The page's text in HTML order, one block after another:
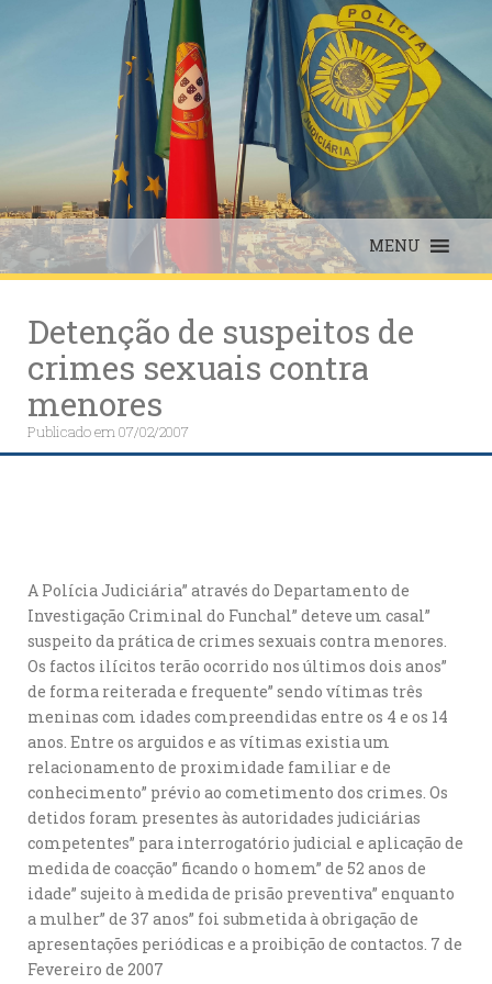
MENU
Detenção de suspeitos de
crimes sexuais contra
menores
Publicado em07/02/2007
A Polícia Judiciária” através do Departamento de
Investigação Criminal do Funchal” deteve um casal”
suspeito da prática de crimes sexuais contra menores.
Os factos ilícitos terão ocorrido nos últimos dois anos”
de forma reiterada e frequente” sendo vítimas três
meninas com idades compreendidas entre os 4 e os 14
anos. Entre os arguidos e as vítimas existia um
relacionamento de proximidade familiar e de
conhecimento” prévio ao cometimento dos crimes. Os
detidos foram presentes às autoridades judiciárias
competentes” para interrogatório judicial e aplicação de
medida de coacção” ficando o homem” de 52 anos de
idade” sujeito à medida de prisão preventiva” enquanto
a mulher” de 37 anos” foi submetida à obrigação de
apresentações periódicas e a proibição de contactos. 7 de
Fevereiro de 2007